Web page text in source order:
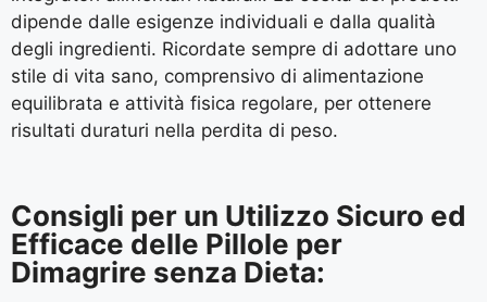
dipende dalle esigenze individuali e dalla qualità
degli ingredienti. Ricordate sempre di adottare uno
stile di vita sano, comprensivo di alimentazione
equilibrata e attività fisica regolare, per ottenere
risultati duraturi nella perdita di peso.
Consigli per un Utilizzo Sicuro ed
Efficace delle Pillole per
Dimagrire senza Dieta: